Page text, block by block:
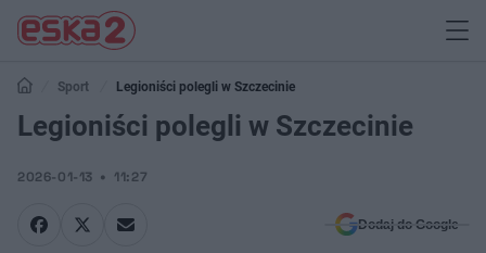
Sport Legioniści polegli w Szczecinie
Legioniści polegli w Szczecinie
2026-01-13 11:27
Dodaj do Google